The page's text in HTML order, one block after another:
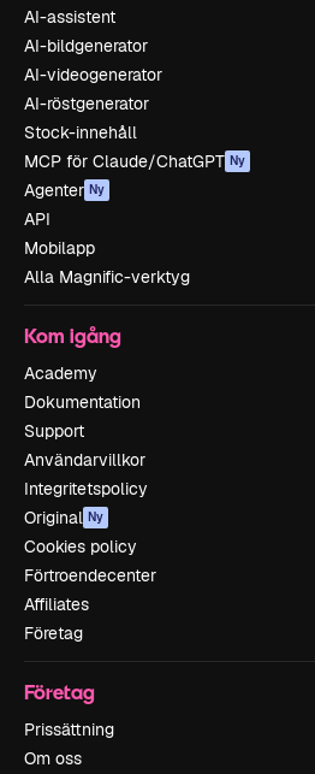
AI-assistent
AI-bildgenerator
AI-videogenerator
AI-röstgenerator
Stock-innehåll
MCP för Claude/ChatGPT Ny
Agenter Ny
API
Mobilapp
Alla Magnific-verktyg
Kom igång
Academy
Dokumentation
Support
Användarvillkor
Integritetspolicy
Original Ny
Cookies policy
Förtroendecenter
Affiliates
Företag
Företag
Prissättning
Om oss